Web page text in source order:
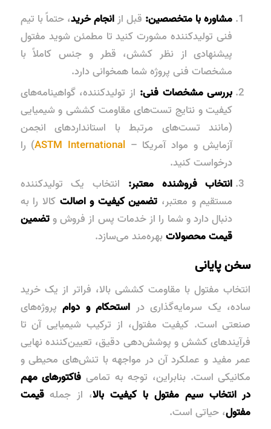
مشاوره با متخصصین: قبل ازانجام خرید، حتماً با تیم
فنی تولیدکننده مشورت کنید تا مطمئن شوید مفتول
پیشنهادی از نظر کشش، قطر و جنس کاملاً با
مشخصات فنی پروژه شما همخوانی دارد.
بررسی مشخصات فنی: از تولیدکننده، گواهینامه‌های
کیفیت و نتایج تست‌های مقاومت کششی و شیمیایی
(مانند تست‌های مرتبط با استانداردهای انجمن
آزمایش و مواد آمریکا –
ASTM International) را
درخواست کنید.
انتخاب فروشنده معتبر: انتخاب یک تولیدکننده
مستقیم و معتبر، تضمین کیفیت و اصالت کالا را به
دنبال دارد و شما را از خدمات پس از فروش وتضمین
قیمت محصولاتبهره‌مند می‌سازد.
سخن پایانی
انتخاب مفتول با مقاومت کششی بالا، فراتر از یک خرید
ساده، یک سرمایه‌گذاری در استحکام و دوامپروژه‌های
صنعتی است. کیفیت مفتول، از ترکیب شیمیایی آن تا
فرآیندهای کشش و پوشش‌دهی دقیق، تعیین‌کننده نهایی
عمر مفید و عملکرد آن در مواجهه با تنش‌های محیطی و
مکانیکی است. بنابراین، توجه به تمامی فاکتورهای مهم
در انتخاب سیم مفتول با کیفیت بالا، از جملهقیمت
مفتول، حیاتی است.